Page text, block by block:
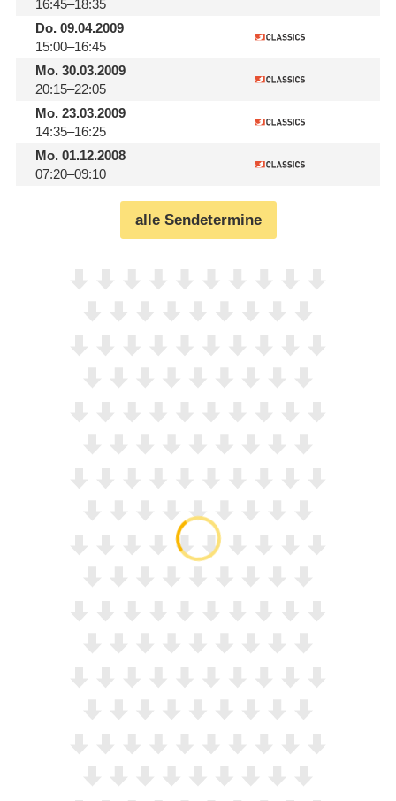
16:45–18:35
Do.09.04.2009
15:00–16:45
Mo.30.03.2009
20:15–22:05
Mo.23.03.2009
14:35–16:25
Mo.01.12.2008
07:20–09:10
alle Sendetermine